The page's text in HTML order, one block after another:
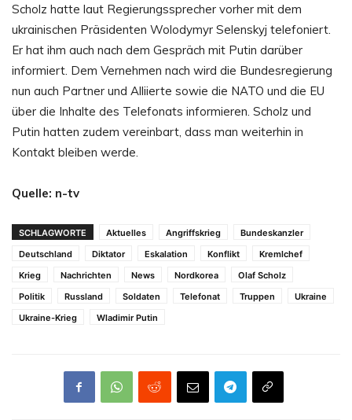
Scholz hatte laut Regierungssprecher vorher mit dem
ukrainischen Präsidenten Wolodymyr Selenskyj telefoniert.
Er hat ihm auch nach dem Gespräch mit Putin darüber
informiert. Dem Vernehmen nach wird die Bundesregierung
nun auch Partner und Alliierte sowie die NATO und die EU
über die Inhalte des Telefonats informieren. Scholz und
Putin hatten zudem vereinbart, dass man weiterhin in
Kontakt bleiben werde.
Quelle: n-tv
SCHLAGWORTE Aktuelles Angriffskrieg
Bundeskanzler
Deutschland
Diktator Eskalation Konflikt
Kremlchef
Krieg
Nachrichten News Nordkorea
Olaf Scholz
Politik
Russland Soldaten Telefonat Truppen
Ukraine
Ukraine-Krieg
Wladimir Putin